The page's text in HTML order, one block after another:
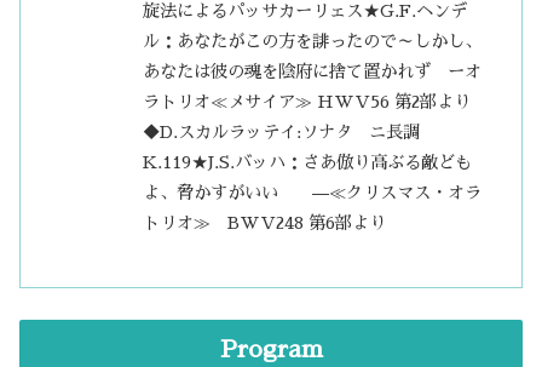
旋法によるパッサカーリェス★G.F.ヘンデ
ル：あなたがこの方を誹ったので～しかし、
あなたは彼の魂を陰府に捨て置かれず ーオ
ラトリオ≪メサイア≫ HWV56 第2部より
◆D.スカルラッテイ:ソナタ ニ長調
K.119★J.S.バッハ：さあ倣り高ぶる敵ども
よ、脅かすがいい —≪クリスマス・オラ
トリオ≫ BWV248 第6部より
Program